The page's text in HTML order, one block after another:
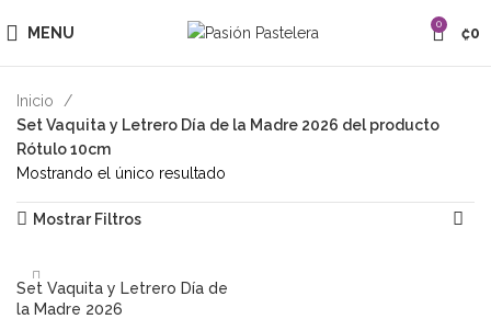
MENU 0 ₡0
Inicio
Set Vaquita y Letrero Día de la Madre 2026 del producto
Rótulo 10cm
Mostrando el único resultado
Mostrar Filtros
Set Vaquita y Letrero Día de
la Madre 2026